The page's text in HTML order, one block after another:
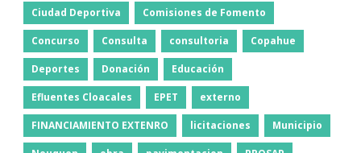
Ciudad Deportiva Comisiones de Fomento
Concurso Consulta consultoria Copahue
Deportes Donación Educación
Efluentes Cloacales EPET externo
FINANCIAMIENTO EXTENRO licitaciones Municipio